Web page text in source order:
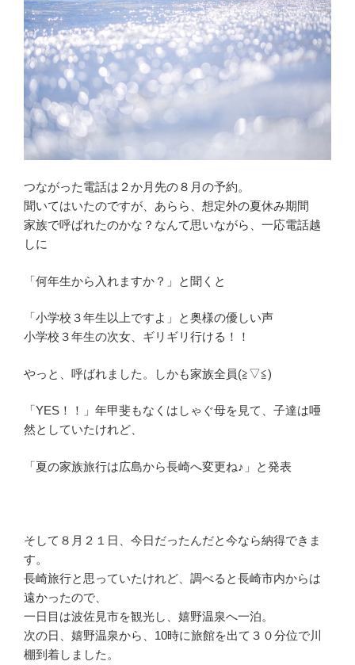
つながった電話は２か月先の８月の予約。
聞いてはいたのですが、あらら、想定外の夏休み期間
家族で呼ばれたのかな？なんて思いながら、一応電話越
しに
「何年生から入れますか？」と聞くと
「小学校３年生以上ですよ」と奥様の優しい声
小学校３年生の次女、ギリギリ行ける！！
やっと、呼ばれました。しかも家族全員(≧▽≦)
「YES！！」年甲斐もなくはしゃぐ母を見て、子達は唖
然としていたけれど、
「夏の家族旅行は広島から長崎へ変更ね♪」と発表
そして８月２１日、今日だったんだと今なら納得できま
す。
長崎旅行と思っていたけれど、調べると長崎市内からは
遠かったので、
一日目は波佐見市を観光し、嬉野温泉へ一泊。
次の日、嬉野温泉から、10時に旅館を出て３０分位で川
棚到着しました。